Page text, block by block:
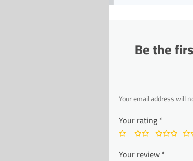
Be the
Your email address will
Your rating*
Your review*